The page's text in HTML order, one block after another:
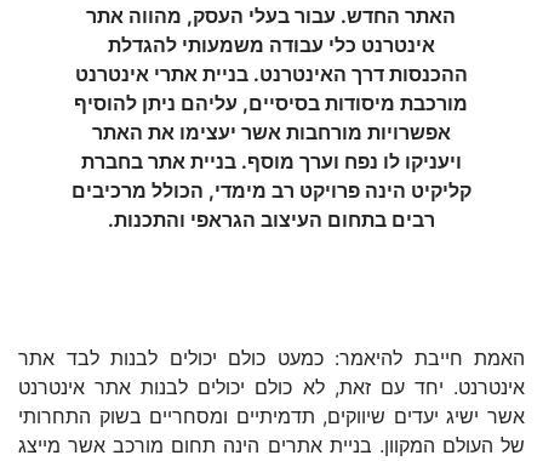
האתר החדש. עבור בעלי העסק, מהווה אתר
אינטרנט כלי עבודה משמעותי להגדלת
ההכנסות דרך האינטרנט. בניית אתרי אינטרנט
מורכבת מיסודות בסיסיים, עליהם ניתן להוסיף
אפשרויות מורחבות אשר יעצימו את האתר
ויעניקו לו נפח וערך מוסף. בניית אתר בחברת
קליקיט הינה פרויקט רב מימדי, הכולל מרכיבים
רבים בתחום העיצוב הגראפי והתכנות.
האמת חייבת להיאמר: כמעט כולם יכולים לבנות לבד אתר
אינטרנט. יחד עם זאת, לא כולם יכולים לבנות אתר אינטרנט
אשר ישיג יעדים שיווקים, תדמיתיים ומסחריים בשוק התחרותי
של העולם המקוון. בניית אתרים הינה תחום מורכב אשר מייצג